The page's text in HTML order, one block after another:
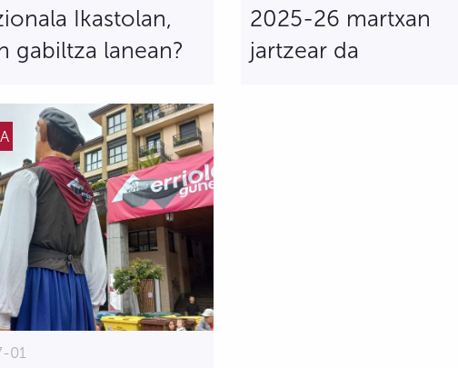
Ikastolan,
gabiltza lanean?
2025-26 martxan
jartzear da
01